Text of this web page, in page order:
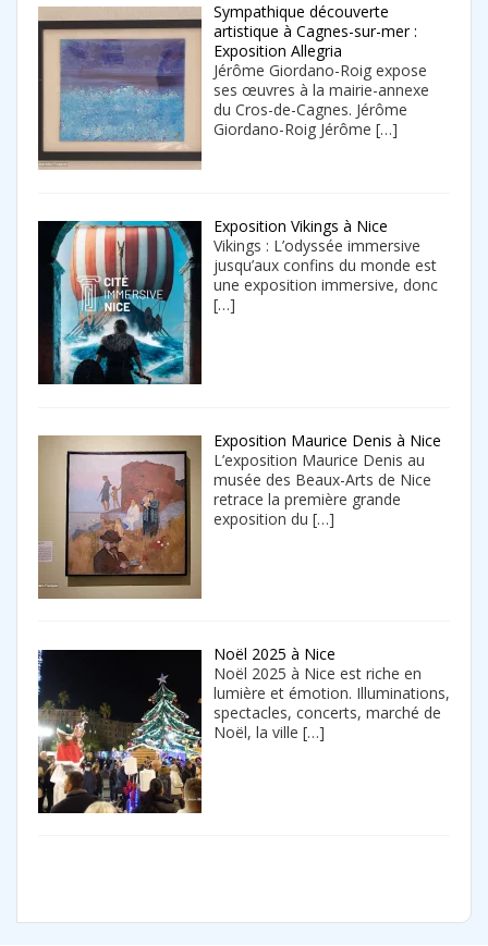
Sympathique découverte
artistique à Cagnes-sur-mer :
Exposition Allegria
Jérôme Giordano-Roig expose
ses œuvres à la mairie-annexe
du Cros-de-Cagnes. Jérôme
Giordano-Roig Jérôme […]
Exposition Vikings à Nice
Vikings : L’odyssée immersive
jusqu’aux confins du monde est
une exposition immersive, donc
[…]
Exposition Maurice Denis à Nice
L’exposition Maurice Denis au
musée des Beaux-Arts de Nice
retrace la première grande
exposition du […]
Noël 2025 à Nice
Noël 2025 à Nice est riche en
lumière et émotion. Illuminations,
spectacles, concerts, marché de
Noël, la ville […]